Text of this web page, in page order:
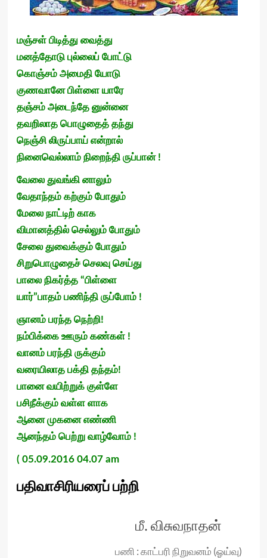
மஞ்சள் பிடித்து வைத்து
மனத்தோடு புல்லைப் போட்டு
கொஞ்சம் அமைதி யோடு
குணவானே பிள்ளை யாரே
தஞ்சம் அடைந்தே னுன்னை
தவறிலாத பொழுதைத் தந்து
நெஞ்சி லிருப்பாய் என்றால்
நினைவெல்லாம் நிறைந்தி ருப்பான் !
வேலை துவங்கி னாலும்
வேதாந்தம் கற்கும் போதும்
மேலை நாட்டிற் காக
விமானத்தில் செல்லும் போதும்
சேலை துவைக்கும் போதும்
சிறுபொழுதைச் செலவு செய்து
பாலை நிகர்த்த “பிள்ளை
யார்”பாதம் பணிந்தி ருப்போம் !
ஞானம் பரந்த நெற்றி!
நம்பிக்கை ஊரும் கண்கள் !
வானம் பரந்தி ருக்கும்
வரையிலாத பக்தி தந்தம்!
பானை வயிற்றுக் குள்ளே
பசிநீக்கும் வள்ள ளாக
ஆனை முகனை எண்ணி
ஆனந்தம் பெற்று வாழ்வோம் !
( 05.09.2016 04.07 am
பதிவாசிரியரைப் பற்றி
மீ. விசுவநாதன்
பணி : காட்பரி நிறுவனம் (ஓய்வு)